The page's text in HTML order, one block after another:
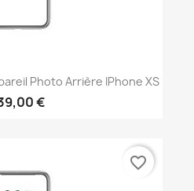
Photo Arrière IPhone XS
€
favorite_border